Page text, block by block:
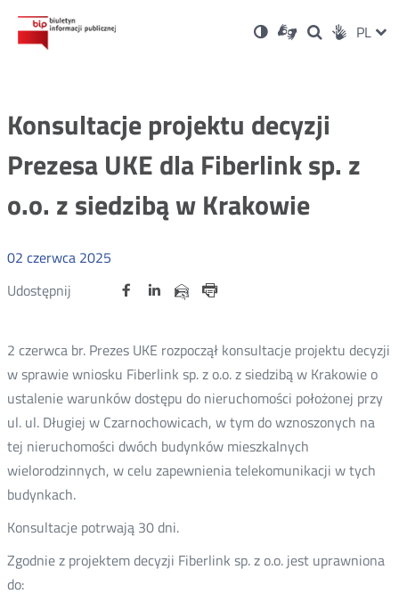
Ustawienia
Wersja
kontrastowa
Dla
niesłyszących
OtwórzOtwórz
w
Otwórz
w
Social PL
Konsultacje projektu decyzji
Prezesa UKE dla Fiberlink sp. z
o.o. z siedzibą w Krakowie
02 czerwca 2025
Udostępnij
Udostępnij
Otwórz Udostępnij
na
OtwórzUdostępnij
na
OtwórzUdostępnij
przez
2 czerwca br. Prezes UKE rozpoczął konsultacje projektu decyzji
w sprawie wniosku Fiberlink sp. z o.o. z siedzibą w Krakowie o
ustalenie warunków dostępu do nieruchomości położonej przy
ul. ul. Długiej w Czarnochowicach, w tym do wznoszonych na
tej nieruchomości dwóch budynków mieszkalnych
wielorodzinnych, w celu zapewnienia telekomunikacji w tych
budynkach.
Konsultacje potrwają 30 dni.
Zgodnie z projektem decyzji Fiberlink sp. z o.o. jest uprawniona
do: